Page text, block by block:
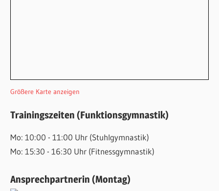
Größere Karte anzeigen
Trainingszeiten (Funktionsgymnastik)
Mo: 10:00 - 11:00 Uhr (Stuhlgymnastik)
Mo: 15:30 - 16:30 Uhr (Fitnessgymnastik)
Ansprechpartnerin (Montag)